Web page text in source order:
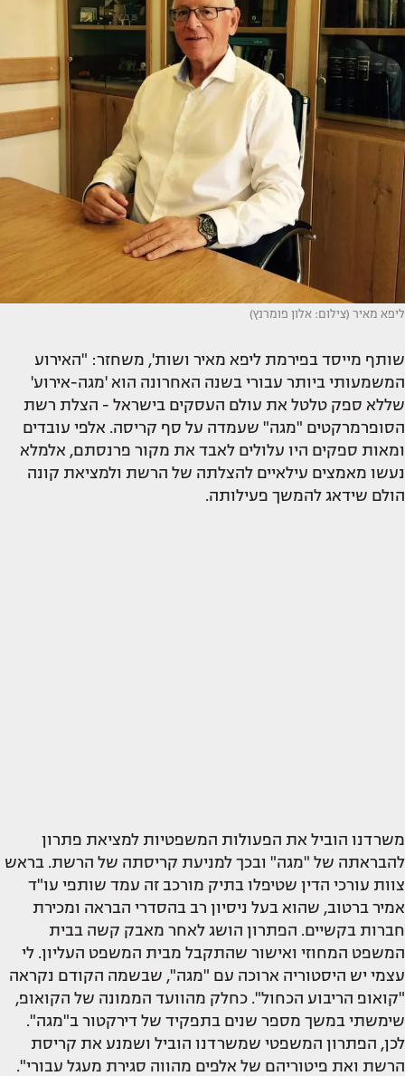
ליפא מאיר (צילום: אלון פומרנץ)
שותף מייסד בפירמת ליפא מאיר ושות', משחזר: "האירוע
המשמעותי ביותר עבורי בשנה האחרונה הוא 'מגה-אירוע'
שללא ספק טלטל את עולם העסקים בישראל - הצלת רשת
הסופרמרקטים "מגה" שעמדה על סף קריסה. אלפי עובדים
ומאות ספקים היו עלולים לאבד את מקור פרנסתם, אלמלא
נעשו מאמצים עילאיים להצלתה של הרשת ולמציאת קונה
הולם שידאג להמשך פעילותה.
משרדנו הוביל את הפעולות המשפטיות למציאת פתרון
להבראתה של "מגה" ובכך למניעת קריסתה של הרשת. בראש
צוות עורכי הדין שטיפלו בתיק מורכב זה עמד שותפי עו"ד
אמיר ברטוב, שהוא בעל ניסיון רב בהסדרי הבראה ומכירת
חברות בקשיים. הפתרון הושג לאחר מאבק קשה בבית
המשפט המחוזי ואישור שהתקבל מבית המשפט העליון. לי
עצמי יש היסטוריה ארוכה עם "מגה", שבשמה הקודם נקראה
"קואופ הריבוע הכחול". כחלק מהוועד הממונה של הקואופ,
שימשתי במשך מספר שנים בתפקיד של דירקטור ב"מגה".
לכן, הפתרון המשפטי שמשרדנו הוביל ושמנע את קריסת
הרשת ואת פיטוריהם של אלפים מהווה סגירת מעגל עבורי".